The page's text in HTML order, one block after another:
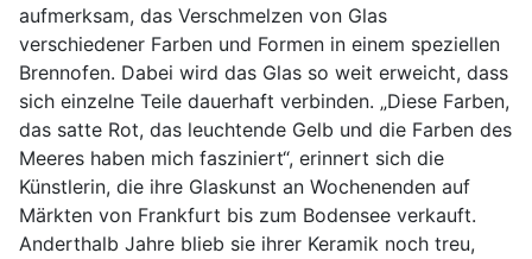
aufmerksam, das Verschmelzen von Glas
verschiedener Farben und Formen in einem speziellen
Brennofen. Dabei wird das Glas so weit erweicht, dass
sich einzelne Teile dauerhaft verbinden. „Diese Farben,
das satte Rot, das leuchtende Gelb und die Farben des
Meeres haben mich fasziniert“, erinnert sich die
Künstlerin, die ihre Glaskunst an Wochenenden auf
Märkten von Frankfurt bis zum Bodensee verkauft.
Anderthalb Jahre blieb sie ihrer Keramik noch treu,